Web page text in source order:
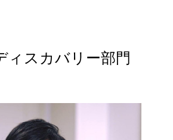
ィスカバリー部門